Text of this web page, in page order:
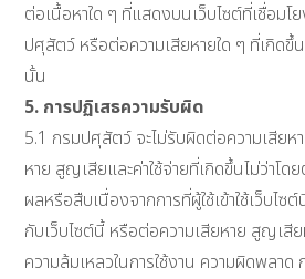
ต่อเนื้อหาใด ๆ ที่แสดงบนเว็บไซต์ที่เชื่อมโ
ปศุสัตว์ หรือต่อความเสียหายใด ๆ ที่เกิดขึ้น
นั้น
5. การปฏิเสธความรับผิด
5.1 กรมปศุสัตว์ จะไม่รับผิดต่อความเสียห
หาย สูญเสียและค่าใช้จ่ายที่เกิดขึ้นไม่ว่าโ
ผลหรือสืบเนื่องจากการที่ผู้ใช้เข้าใช้เว็บไซ
กับเว็บไซต์นี้ หรือต่อความเสียหาย สูญเสีย
ความล้มเหลวในการใช้งาน ความผิดพลาด